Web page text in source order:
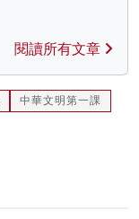
閱讀所有文章
中華文明第一課